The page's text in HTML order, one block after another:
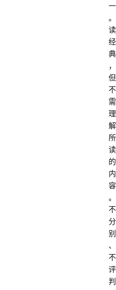
一
。
读
经
典
，
但
不
需
理
解
所
读
的
内
容
。
不
分
别
、
不
评
判